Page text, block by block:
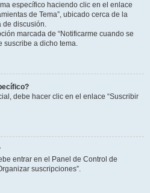
específico haciendo clic en el enlace
de Tema”, ubicado cerca de la
de discusión.
marcada de “Notificarme cuando se
suscribe a dicho tema.
debe hacer clic en el enlace “Suscribir
entrar en el Panel de Control de
suscripciones”.